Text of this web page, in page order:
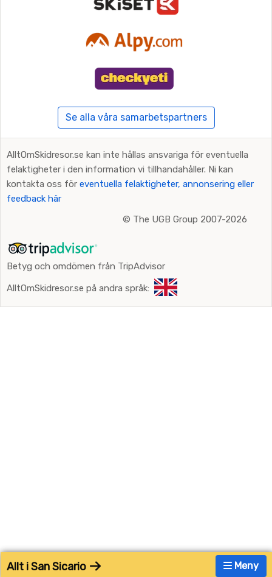
Meny
Allt i San Sicario
Se alla våra samarbetspartners
AlltOmSkidresor.se kan inte hållas ansvariga för eventuella
felaktigheter i den information vi tillhandahåller. Ni kan
kontakta oss för eventuella felaktigheter, annonsering eller
feedback här
© The UGB Group 2007-2026
Betyg och omdömen från TripAdvisor
AlltOmSkidresor.se på andra språk: